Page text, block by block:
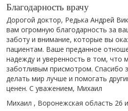
Благодарность врачу
Дорогой доктор, Редька Андрей
вам огромную благодарность за
заботу и внимание, которые вы
пациентам. Ваше преданное
надежду и уверенность в том, что
заботливым присмотром. Спасибо
делать мир лучше и помогать
ценен. С уважением, Михаил
Михаил , Воронежская область 26